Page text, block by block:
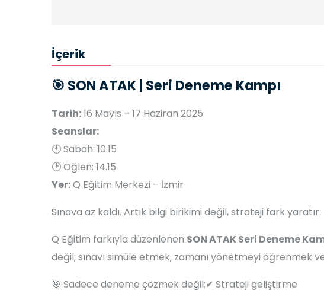
İçerik
🎯 SON ATAK | Seri Deneme Kampı
Tarih:16 Mayıs – 17 Haziran 2025
Seanslar:
🕙 Sabah: 10.15
🕑 Öğlen: 14.15
Yer:Q Eğitim Merkezi – İzmir
Sınava az kaldı. Artık bilgi birikimi değil, strateji fark yaratır.
Q Eğitim farkıyla düzenlenen SON ATAK Seri Deneme
değil; sınavı simüle etmek, zamanı yönetmeyi öğrenmek
🎯 Sadece deneme çözmek değil;✔ Strateji geliştirme